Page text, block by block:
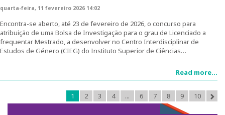
1º Congresso Internacional
Call for papers
Fotografias e video
quarta-feira, 11 fevereiro 2026 14:02
Encontra-se aberto, até 23 de fevereiro de 2026, o concurso para
atribuição de uma Bolsa de Investigação para o grau de Licenciado a
frequentar Mestrado, a desenvolver no Centro Interdisciplinar de
Estudos de Género (CIEG) do Instituto Superior de Ciências…
Read more...
1 2 3 4 ... 6 7 8 9 10